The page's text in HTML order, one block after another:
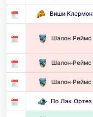
Виши Клермон
Шалон-Реймс
Шалон-Реймс
Шалон-Реймс
По-Лак-Ортез